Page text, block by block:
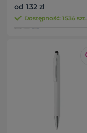
od 1,32 zł
Dostępność: 1536 szt.